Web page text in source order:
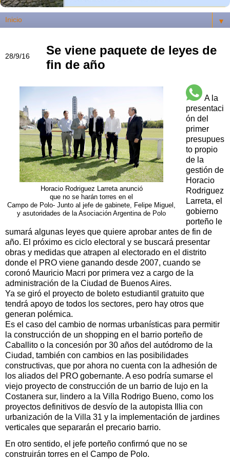
▼
28/9/16
Se viene paquete de leyes de
fin de año
Horacio Rodriguez Larreta anunció
que no se harán torres en el
Campo de Polo- Junto al jefe de gabinete, Felipe Miguel,
y asutoridades de la Asociación Argentina de Polo
A la
presentaci
ón del
primer
presupues
to propio
de la
gestión de
Horacio
Rodriguez
Larreta, el
gobierno
porteño le
sumará algunas leyes que quiere aprobar antes de fin de
año. El próximo es ciclo electoral y se buscará presentar
obras y medidas que atrapen al electorado en el distrito
donde el PRO viene ganando desde 2007, cuando se
coronó Mauricio Macri por primera vez a cargo de la
administración de la Ciudad de Buenos Aires.
Ya se giró el proyecto de boleto estudiantil gratuito que
tendrá apoyo de todos los sectores, pero hay otros que
generan polémica.
Es el caso del cambio de normas urbanísticas para permitir
la construcción de un shopping en el barrio porteño de
Caballito o la concesión por 30 años del autódromo de la
Ciudad, también con cambios en las posibilidades
constructivas, que por ahora no cuenta con la adhesión de
los aliados del PRO gobernante. A eso podría sumarse el
viejo proyecto de construcción de un barrio de lujo en la
Costanera sur, lindero a la Villa Rodrigo Bueno, como los
proyectos definitivos de desvío de la autopista Illia con
urbanización de la Villa 31 y la implementación de jardines
verticales que separarán el precario barrio.
En otro sentido, el jefe porteño confirmó que no se
construirán torres en el Campo de Polo.